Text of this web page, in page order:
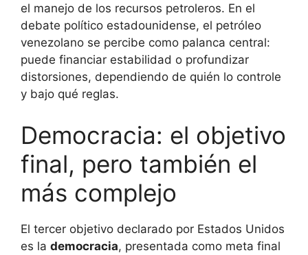
el manejo de los recursos petroleros. En el
debate político estadounidense, el petróleo
venezolano se percibe como palanca central:
puede financiar estabilidad o profundizar
distorsiones, dependiendo de quién lo controle
y bajo qué reglas.
Democracia: el objetivo
final, pero también el
más complejo
El tercer objetivo declarado por Estados Unidos
es la democracia, presentada como meta final